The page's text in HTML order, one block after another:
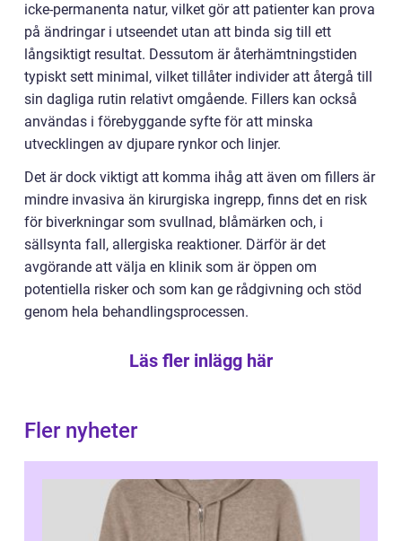
icke-permanenta natur, vilket gör att patienter kan prova
på ändringar i utseendet utan att binda sig till ett
långsiktigt resultat. Dessutom är återhämtningstiden
typiskt sett minimal, vilket tillåter individer att återgå till
sin dagliga rutin relativt omgående. Fillers kan också
användas i förebyggande syfte för att minska
utvecklingen av djupare rynkor och linjer.
Det är dock viktigt att komma ihåg att även om fillers är
mindre invasiva än kirurgiska ingrepp, finns det en risk
för biverkningar som svullnad, blåmärken och, i
sällsynta fall, allergiska reaktioner. Därför är det
avgörande att välja en klinik som är öppen om
potentiella risker och som kan ge rådgivning och stöd
genom hela behandlingsprocessen.
Läs fler inlägg här
Fler nyheter